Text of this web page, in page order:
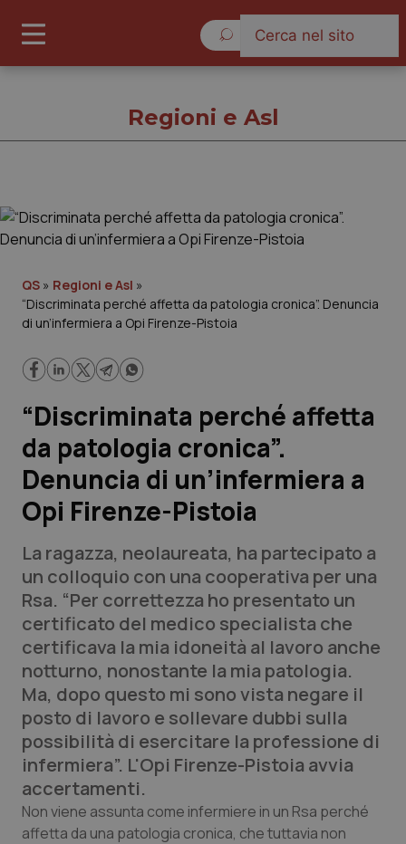
Governo e Parlamento
Regioni e Asl
Lavoro e Professioni
Scienza e Farmaci
Studi e Analisi
Lettere al direttore
Edizioni Regionali
QS Pro
Professionisti Sanitari.AI
Abruzzo
Basilicata
Calabria
QS Pro Gold
Artrite & artrosi
Asma & BPCO
QS Club Newsletter
Regioni e Asl
QS » Regioni e Asl »
“Discriminata perché affetta da patologia cronica”. Denuncia
di un’infermiera a Opi Firenze-Pistoia
“Discriminata perché affetta
da patologia cronica”.
Denuncia di un’infermiera a
Opi Firenze-Pistoia
La ragazza, neolaureata, ha partecipato a
un colloquio con una cooperativa per una
Rsa. “Per correttezza ho presentato un
certificato del medico specialista che
certificava la mia idoneità al lavoro anche
notturno, nonostante la mia patologia.
Ma, dopo questo mi sono vista negare il
posto di lavoro e sollevare dubbi sulla
possibilità di esercitare la professione di
infermiera”. L'Opi Firenze-Pistoia avvia
accertamenti.
Non viene assunta come infermiere in un Rsa perché
affetta da una patologia cronica, che tuttavia non